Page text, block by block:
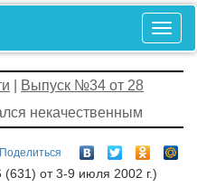
Выпуск №34 от 28
некачественным
Поделиться
от 3-9 июля 2002 г.)